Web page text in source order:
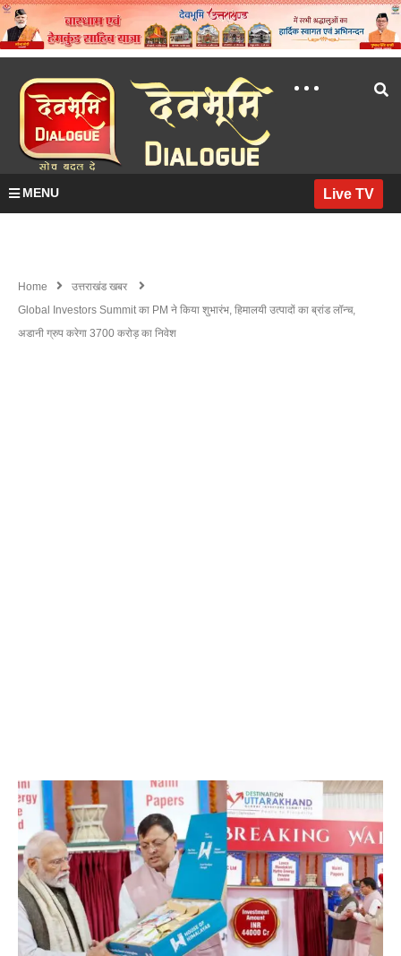
MENU Live TV
Home
उत्तराखंड खबर
Global Investors Summit का PM ने किया शुभारंभ, हिमालयी उत्पादों का ब्रांड लॉन्च,
अडानी ग्रुप करेगा 3700 करोड़ का निवेश